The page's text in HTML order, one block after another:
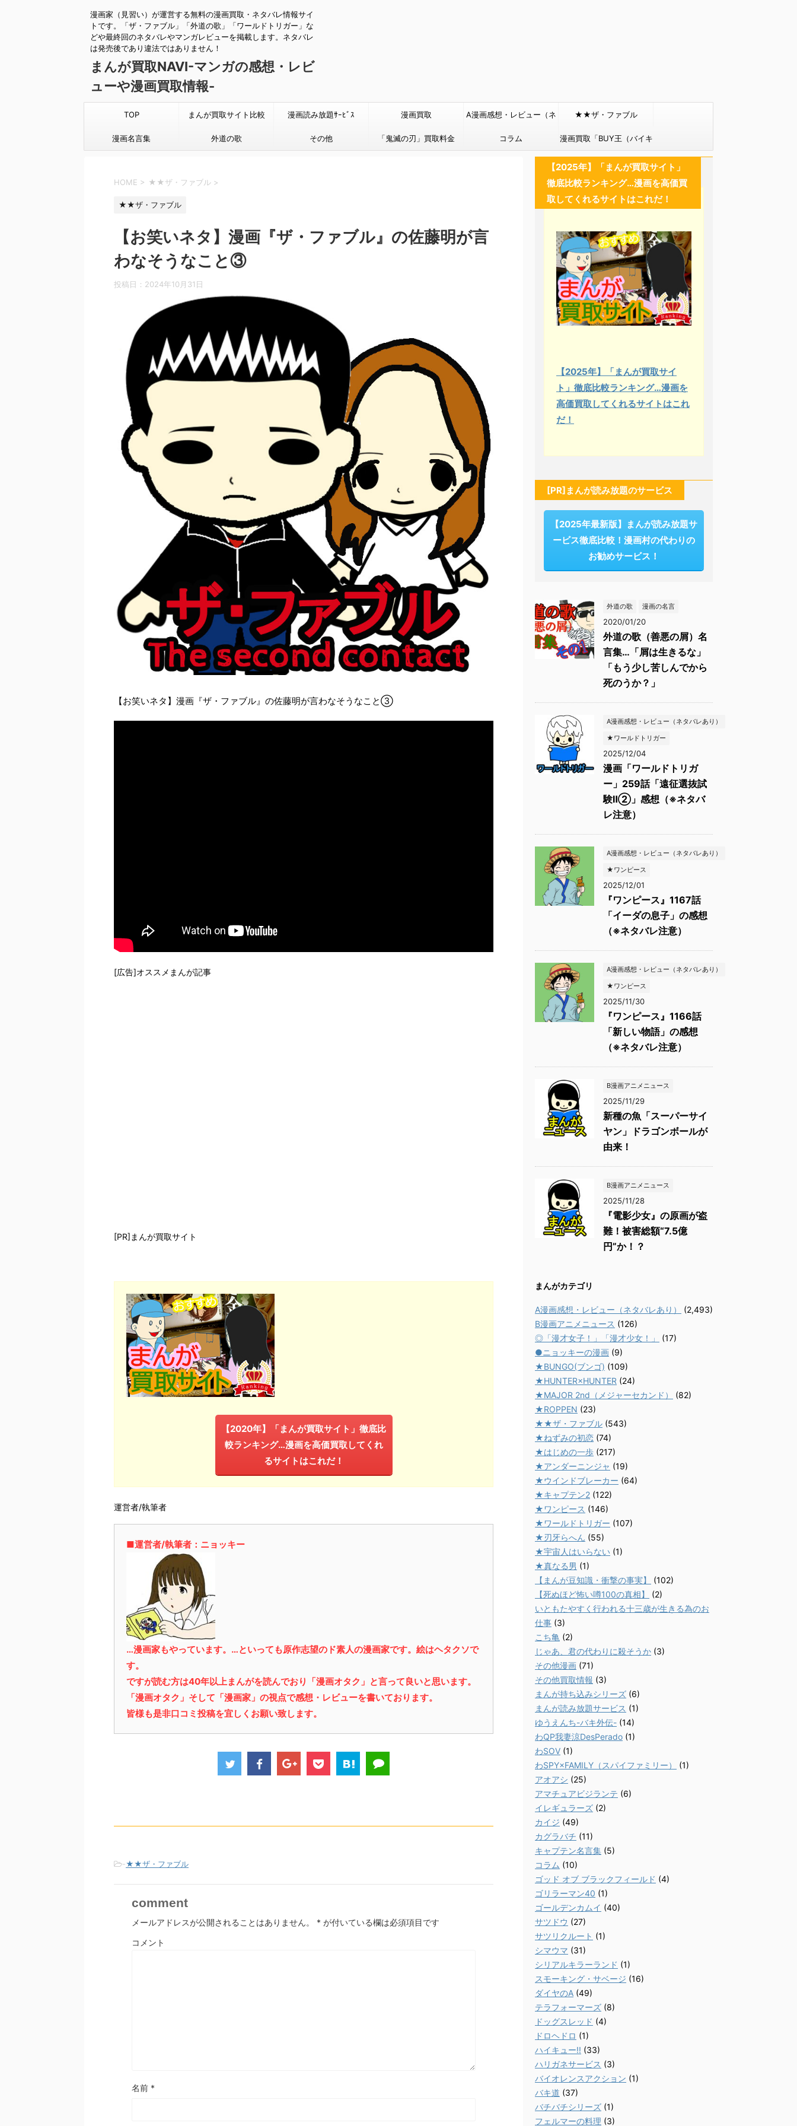
漫画家（見習い）が運営する無料の漫画買取・ネタバレ情報サイ
トです。「ザ・ファブル」「外道の歌」「ワールドトリガー」な
どや最終回のネタバレやマンガレビューを掲載します。ネタバレ
は発売後であり違法ではありません！
まんが買取NAVI-マンガの感想・レビ
ューや漫画買取情報-
TOP まんが買取サイト比較 漫画読み放題ｻｰﾋﾞｽ 漫画買取 A漫画感想・レビュー（ネ
タバレあり）
★★ザ・ファブル
漫画名言集 外道の歌 その他 「鬼滅の刃」買取料金 コラム 漫画買取「BUY王（バイキ
ング）」
HOME > ★★ザ・ファブル >
★★ザ・ファブル
【お笑いネタ】漫画『ザ・ファブル』の佐藤明が言
わなそうなこと③
投稿日： 2024年10月31日
【お笑いネタ】漫画『ザ・ファブル』の佐藤明が言わなそうなこと③
[広告]オススメまんが記事
[PR]まんが買取サイト
【2020年】「まんが買取サイト」徹底比
較ランキング…漫画を高価買取してくれ
るサイトはこれだ！
運営者/執筆者
■運営者/執筆者：ニョッキー
…漫画家もやっています。…といっても原作志望のド素人の漫画家です。絵はヘタクソで
す。
ですが読む方は40年以上まんがを読んでおり「漫画オタク」と言って良いと思います。
「漫画オタク」そして「漫画家」の視点で感想・レビューを書いております。
皆様も是非口コミ投稿を宜しくお願い致します。
-★★ザ・ファブル
comment
メールアドレスが公開されることはありません。 * が付いている欄は必須項目です
コメント
名前 *
【2025年】「まんが買取サイト」
徹底比較ランキング…漫画を高価買
取してくれるサイトはこれだ！
【2025年】「まんが買取サイ
ト」徹底比較ランキング…漫画を
高価買取してくれるサイトはこれ
だ！
[PR]まんが読み放題のサービス
【2025年最新版】まんが読み放題サ
ービス徹底比較！漫画村の代わりの
お勧めサービス！
外道の歌 漫画の名言
2020/01/20
外道の歌（善悪の屑）名
言集…「屑は生きるな」
「もう少し苦しんでから
死のうか？」
A漫画感想・レビュー（ネタバレあり）
★ワールドトリガー
2025/12/04
漫画「ワールドトリガ
ー」259話「遠征選抜試
験Ⅱ②」感想（※ネタバ
レ注意）
A漫画感想・レビュー（ネタバレあり）
★ワンピース
2025/12/01
『ワンピース』1167話
「イーダの息子」の感想
（※ネタバレ注意）
A漫画感想・レビュー（ネタバレあり）
★ワンピース
2025/11/30
『ワンピース』1166話
「新しい物語」の感想
（※ネタバレ注意）
B漫画アニメニュース
2025/11/29
新種の魚「スーパーサイ
ヤン」ドラゴンボールが
由来！
B漫画アニメニュース
2025/11/28
『電影少女』の原画が盗
難！被害総額“7.5億
円”か！？
まんがカテゴリ
A漫画感想・レビュー（ネタバレあり）
(2,493)
B漫画アニメニュース (126)
◎「漫才女子！」「漫才少女！」
(17)
●ニョッキーの漫画 (9)
★BUNGO(ブンゴ) (109)
★HUNTER×HUNTER (24)
★MAJOR 2nd（メジャーセカンド）
(82)
★ROPPEN (23)
★★ザ・ファブル (543)
★ねずみの初恋 (74)
★はじめの一歩 (217)
★アンダーニンジャ (19)
★ウインドブレーカー (64)
★キャプテン2 (122)
★ワンピース (146)
★ワールドトリガー (107)
★刃牙らへん (55)
★宇宙人はいらない (1)
★真なる男 (1)
【まんが豆知識・衝撃の事実】
(102)
【死ぬほど怖い噂100の真相】
(2)
いともたやすく行われる十三歳が生きる為のお
仕事 (3)
こち亀 (2)
じゃあ、君の代わりに殺そうか (3)
その他漫画 (71)
その他買取情報 (3)
まんが持ち込みシリーズ (6)
まんが読み放題サービス (1)
ゆうえんち-バキ外伝- (14)
わQP我妻涼DesPerado (1)
わSOV (1)
わSPY×FAMILY（スパイファミリー）
(1)
アオアシ (25)
アマチュアビジランテ (6)
イレギュラーズ (2)
カイジ (49)
カグラバチ (11)
キャプテン名言集 (5)
コラム (10)
ゴッド オブ ブラックフィールド (4)
ゴリラーマン40 (1)
ゴールデンカムイ (40)
サツドウ (27)
サツリクルート (1)
シマウマ (31)
シリアルキラーランド (1)
スモーキング・サベージ (16)
ダイヤのA (49)
テラフォーマーズ (8)
ドッグスレッド (4)
ドロヘドロ (1)
ハイキュー!! (33)
ハリガネサービス (3)
バイオレンスアクション (1)
バキ道 (37)
バチバチシリーズ (1)
フェルマーの料理 (3)